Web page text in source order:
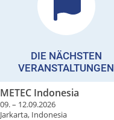
DIE NÄCHSTEN
VERANSTALTUNGEN
METEC Indonesia
09. – 12.09.2026
Jarkarta, Indonesia